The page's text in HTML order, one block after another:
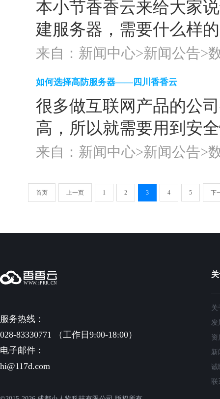
本小节香香云来给大家
建服务器，需要什么样
来自：新闻中心>新闻公告>
如何选择高防服务器——四川香香云
很多做互联网产品的公
高，所以就需要用到安
来自：新闻中心>新闻公告>
首页 上一页 1 2 3 4 5 下
服务热线：
028-83330771 （工作日9:00-18:00）
电子邮件：
hi@117d.com
关
发
资
新
诚
联